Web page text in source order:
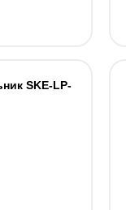
SKE-LP-